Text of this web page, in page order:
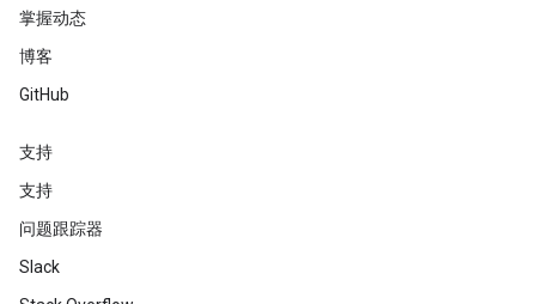
掌握动态
博客
GitHub
支持
支持
问题跟踪器
Slack